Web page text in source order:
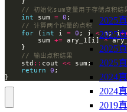
2025
2025
2025
2025
2024
2024
2019
int sum = 0
for ( int i = 0 ; i < n; i
        sum
+= ary_1[i] *
    std
:: cout <<
return
0
}